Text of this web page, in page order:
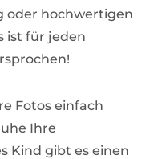
oder hochwertigen
ist für jeden
Fotos einfach
Ihre
Kind gibt es einen